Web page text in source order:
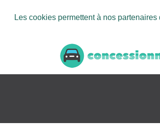
Les cookies permettent à nos